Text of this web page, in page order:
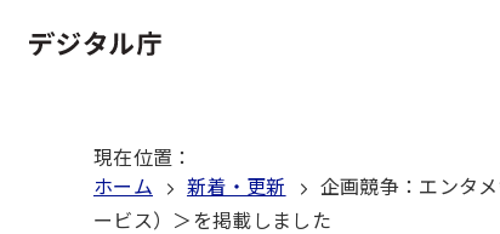
文
現在位置 ：
ホーム
新着・更新
企画競争：エンタ
ービス）＞を掲載しました